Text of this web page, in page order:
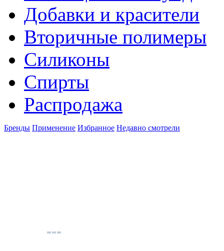
Добавки и красители
Вторичные полимеры
Силиконы
Спирты
Распродажа
Бренды Применение Избранное Недавно смотрели